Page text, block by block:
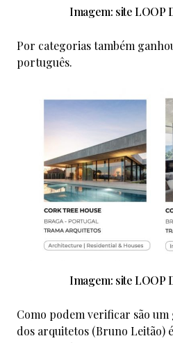
Imagem: site LOOP
Por categorias também
português.
Imagem: site LOOP
Como podem verificar são um
dos arquitetos (Bruno Leitão)